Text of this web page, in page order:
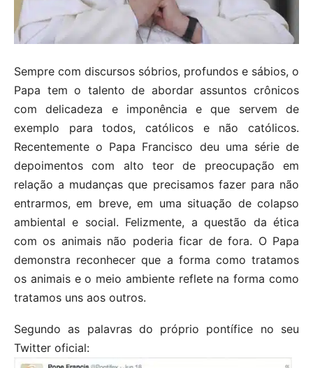
Sempre com discursos sóbrios, profundos e sábios, o
Papa tem o talento de abordar assuntos crônicos
com delicadeza e imponência e que servem de
exemplo para todos, católicos e não católicos.
Recentemente o Papa Francisco deu uma série de
depoimentos com alto teor de preocupação em
relação a mudanças que precisamos fazer para não
entrarmos, em breve, em uma situação de colapso
ambiental e social. Felizmente, a questão da ética
com os animais não poderia ficar de fora. O Papa
demonstra reconhecer que a forma como tratamos
os animais e o meio ambiente reflete na forma como
tratamos uns aos outros.
Segundo as palavras do próprio pontífice no seu
Twitter oficial: